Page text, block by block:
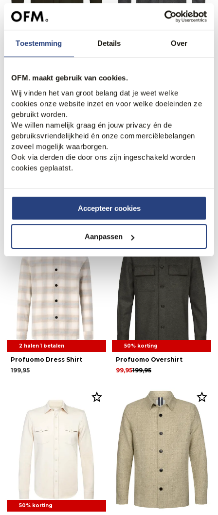
Toestemming Details Over
OFM. maakt gebruik van cookies.
Wij vinden het van groot belang dat je weet welke
cookies onze website inzet en voor welke doeleinden ze
gebruikt worden.
We willen namelijk graag én jouw privacy én de
gebruiksvriendelijkheid én onze commerciëlebelangen
zoveel mogelijk waarborgen.
Ook via derden die door ons zijn ingeschakeld worden
cookies geplaatst.
Accepteer cookies
Aanpassen
40% korting
Overshirt
99,95
Profuomo Overshirt
239,95
119,95
2 halen 1 betalen
Profuomo Dress Shirt
199,95
50% korting
Profuomo Overshirt
199,95
99,95
50% korting